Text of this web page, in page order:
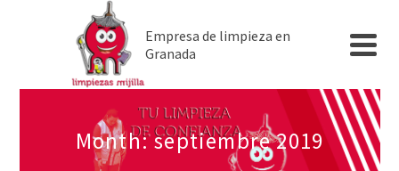
Empresa de limpieza en
Granada
Month: septiembre 2019